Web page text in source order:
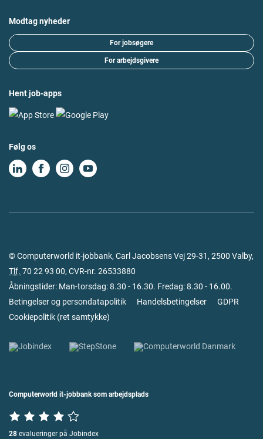
Modtag nyheder
For jobsøgere
For arbejdsgivere
Hent job-apps
Følg os
© Computerworld it-jobbank, Carl Jacobsens Vej 29-31, 2500 Valby,
Tlf. 70 22 93 00, CVR-nr. 26533880
Åbningstider: Man-torsdag: 8.30 - 16.30. Fredag: 8.30 - 16.00.
Betingelser og persondatapolitik
Handelsbetingelser
GDPR
Cookiepolitik (ret samtykke)
Computerworld it-jobbank som arbejdsplads
28 evalueringer på Jobindex